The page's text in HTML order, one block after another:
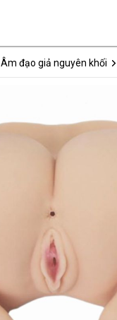
Âm đạo giả nguyên khối